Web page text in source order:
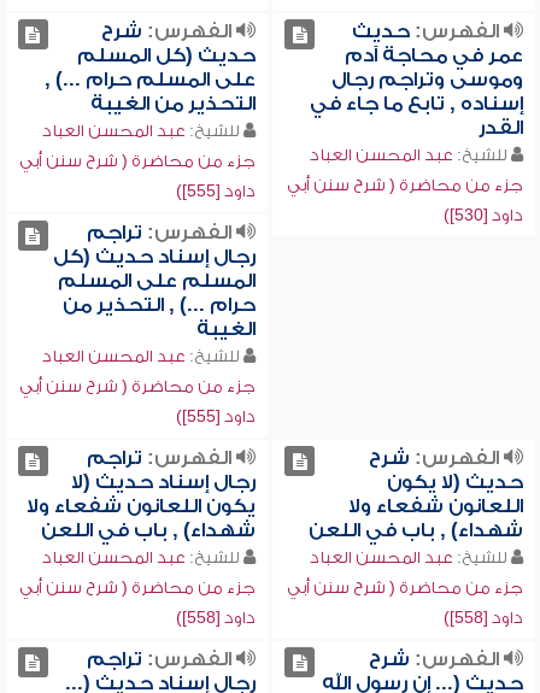
الفهرس:حديث
عمر في محاجة آدم
وموسى وتراجم رجال
إسناده , تابع ما جاء في
القدر
للشيخ: عبد المحسن العباد
جزء من محاضرة ( شرح سنن أبي
داود [530])
الفهرس: شرح
حديث (كل المسلم
على المسلم حرام ...) ,
التحذير من الغيبة
للشيخ: عبد المحسن العباد
جزء من محاضرة ( شرح سنن أبي
داود [555])
الفهرس: تراجم
رجال إسناد حديث (كل
المسلم على المسلم
حرام ...) , التحذير من
الغيبة
للشيخ: عبد المحسن العباد
جزء من محاضرة ( شرح سنن أبي
داود [555])
الفهرس: شرح
حديث (لا يكون
اللعانون شفعاء ولا
شهداء) , باب في اللعن
للشيخ: عبد المحسن العباد
جزء من محاضرة ( شرح سنن أبي
داود [558])
الفهرس: تراجم
رجال إسناد حديث (لا
يكون اللعانون شفعاء ولا
شهداء) , باب في اللعن
للشيخ: عبد المحسن العباد
جزء من محاضرة ( شرح سنن أبي
داود [558])
الفهرس: شرح
حديث (... إن رسول الله
الفهرس: تراجم
رجال إسناد حديث (...